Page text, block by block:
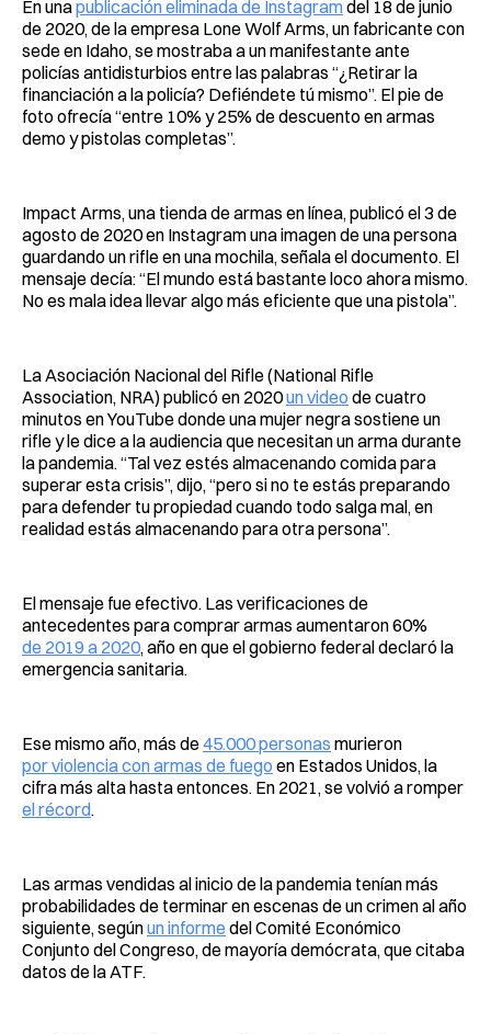
En unapublicación eliminada de Instagramdel 18 de junio
de 2020, de la empresa Lone Wolf Arms, un fabricante con
sede en Idaho, se mostraba a un manifestante ante
policías antidisturbios entre las palabras “¿Retirar la
financiación a la policía? Defiéndete tú mismo”. El pie de
foto ofrecía “entre 10% y 25% de descuento en armas
demo y pistolas completas”.
Impact Arms, una tienda de armas en línea, publicó el 3 de
agosto de 2020 en Instagram una imagen de una persona
guardando un rifle en una mochila, señala el documento. El
mensaje decía: “El mundo está bastante loco ahora mismo.
No es mala idea llevar algo más eficiente que una pistola”.
La Asociación Nacional del Rifle (National Rifle
Association, NRA) publicó en 2020un video de cuatro
minutos en YouTube donde una mujer negra sostiene un
rifle y le dice a la audiencia que necesitan un arma durante
la pandemia. “Tal vez estés almacenando comida para
superar esta crisis”, dijo, “pero si no te estás preparando
para defender tu propiedad cuando todo salga mal, en
realidad estás almacenando para otra persona”.
El mensaje fue efectivo. Las verificaciones de
antecedentes para comprar armas aumentaron 60%
de 2019 a 2020, año en que el gobierno federal declaró la
emergencia sanitaria.
Ese mismo año, más de45.000 personas murieron
por violencia con armas de fuego en Estados Unidos, la
cifra más alta hasta entonces. En 2021, se volvió a romper
el récord.
Las armas vendidas al inicio de la pandemia tenían más
probabilidades de terminar en escenas de un crimen al año
siguiente, segúnun informedel Comité Económico
Conjunto del Congreso, de mayoría demócrata, que citaba
datos de la ATF.